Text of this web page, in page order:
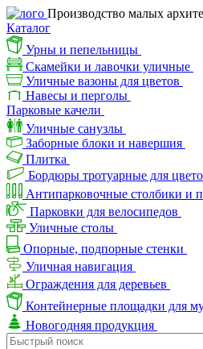
Производство малых
Каталог
Урны и пепельницы
Скамейки и лавочки уличные
Уличные вазоны для цветов
Навесы и перголы
Парковые качели
Уличные санузлы
Заборные блоки и навершия
Плитка
Бордюры тротуарные для
Антипарковочные столбики и
Парковки для велосипедов
Уличные столы
Опорные, подпорные стенки
Уличная навигация
Ограждения для деревьев
Контейнерные площадки для
Новогодняя продукция